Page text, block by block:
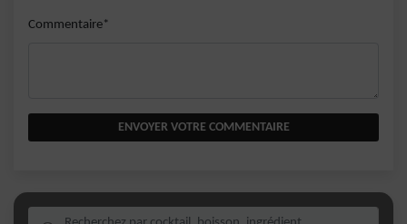
Commentaire*
ENVOYER VOTRE COMMENTAIRE